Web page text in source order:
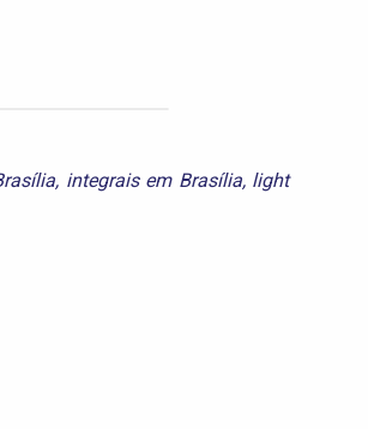
, integrais em Brasília, light